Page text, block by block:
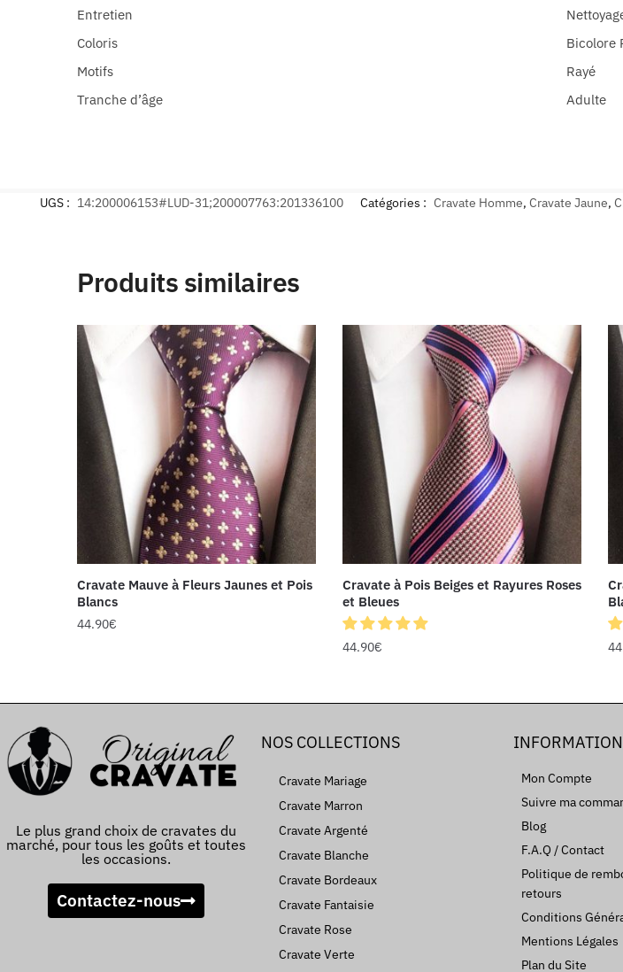
Entretien
Coloris
Bicolore
Motifs
Rayé
Tranche d’âge
Adulte
UGS : 14:200006153#LUD-31;200007763:201336100 Catégories : Cravate Homme, Cravate Jaune,
Produits similaires
Cravate Mauve à Fleurs Jaunes et Pois
Blancs
44.90€
Cravate à Pois Beiges et Rayures Roses
et Bleues
44.90€
Le plus grand choix de cravates du
marché, pour tous les goûts et toutes
les occasions.
Contactez-nous
NOS COLLECTIONS
Cravate Mariage
Cravate Marron
Cravate Argenté
Cravate Blanche
Cravate Bordeaux
Cravate Fantaisie
Cravate Rose
Cravate Verte
Mon Compte
Suivre ma
Blog
F.A.Q / Contact
Politique de
retours
Conditions
Mentions Légales
Plan du Site